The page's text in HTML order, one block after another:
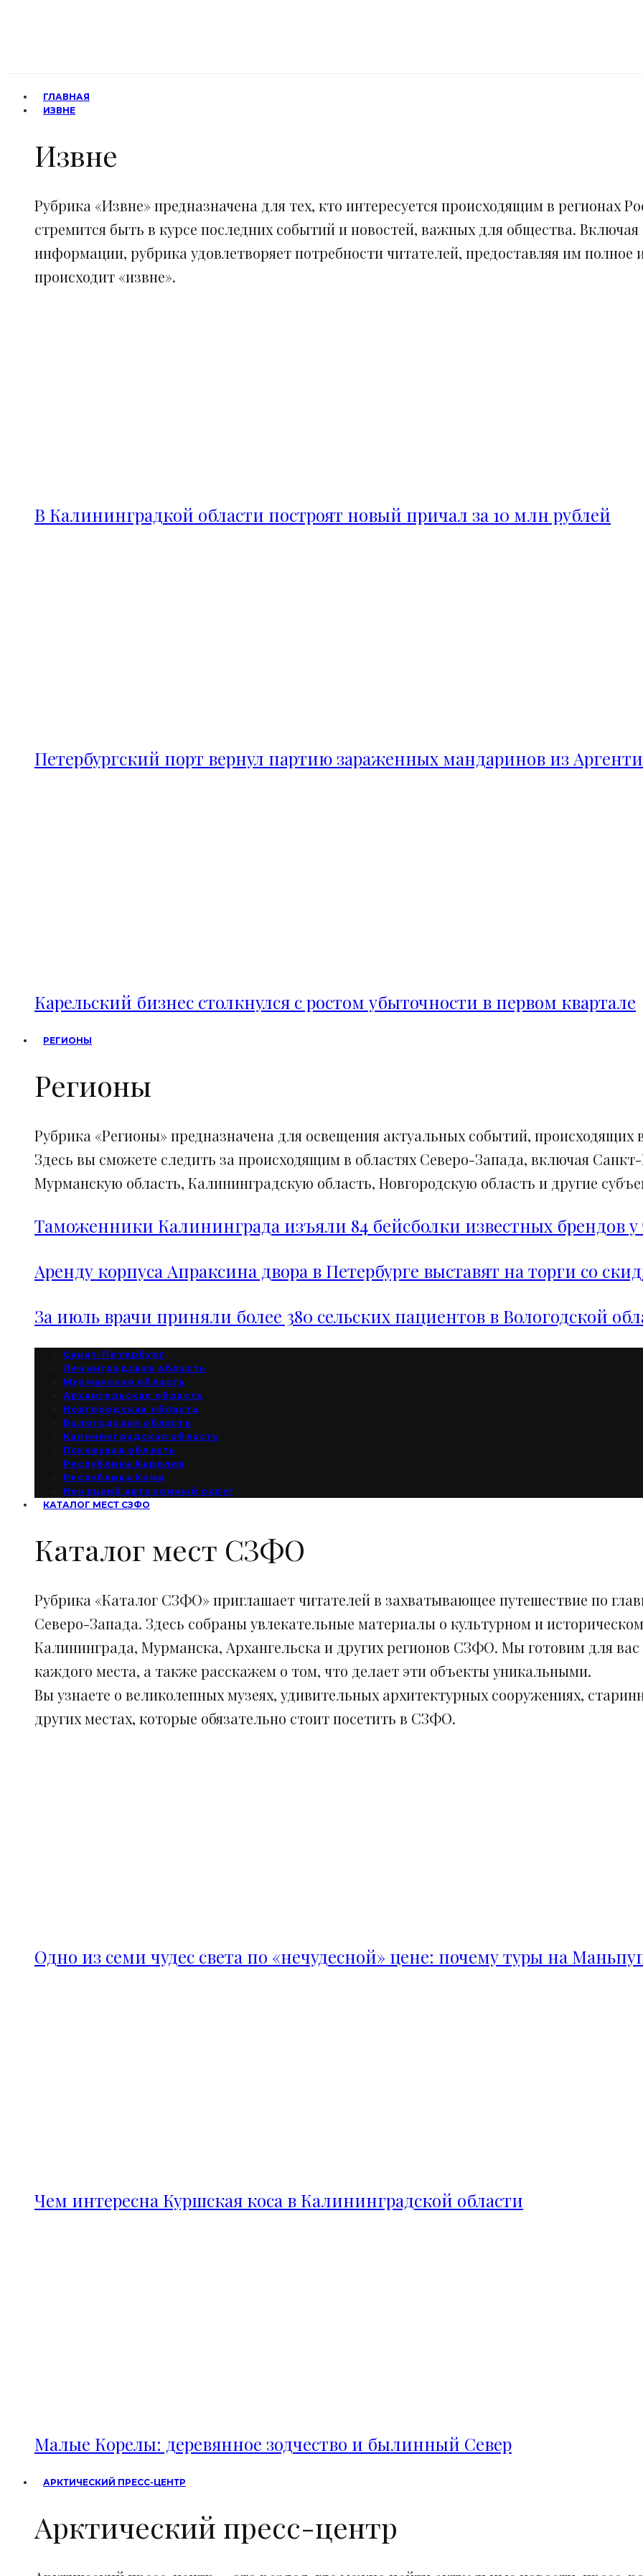
ГЛАВНАЯ
ИЗВНЕ
Извне
Рубрика «Извне» предназначена для тех, кто интересуется происходящим в регионах
стремится быть в курсе последних событий и новостей, важных для общества.
информации, рубрика удовлетворяет потребности читателей, предоставляя им полное
происходит «извне».
В Калининградкой области построят новый причал за 10 млн рублей
Петербургский порт вернул партию зараженных мандаринов из
Карельский бизнес столкнулся с ростом убыточности в первом квартале
РЕГИОНЫ
Регионы
Рубрика «Регионы» предназначена для освещения актуальных событий, происходящих
Здесь вы сможете следить за происходящим в областях Северо-Запада, включая
Мурманскую область, Калининградскую область, Новгородскую область и другие
Таможенники Калининграда изъяли 84 бейсболки известных брендов у
Аренду корпуса Апраксина двора в Петербурге выставят на торги со
За июль врачи приняли более 380 сельских пациентов в Вологодской
Санкт-Петербург
Ленинградская область
Мурманская область
Архангельская область
Новгородская область
Вологодская область
Калининградская область
Псковская область
Республика Карелия
Республика Коми
Ненецкий автономный округ
КАТАЛОГ МЕСТ СЗФО
Каталог мест СЗФО
Рубрика «Каталог СЗФО» приглашает читателей в захватывающее путешествие по
Северо-Запада. Здесь собраны увлекательные материалы о культурном и
Калининграда, Мурманска, Архангельска и других регионов СЗФО. Мы готовим для
каждого места, а также расскажем о том, что делает эти объекты уникальными.
Вы узнаете о великолепных музеях, удивительных архитектурных сооружениях,
других местах, которые обязательно стоит посетить в СЗФО.
Одно из семи чудес света по «нечудесной» цене: почему туры на
Чем интересна Куршская коса в Калининградской области
Малые Корелы: деревянное зодчество и былинный Север
АРКТИЧЕСКИЙ ПРЕСС-ЦЕНТР
Арктический пресс-центр